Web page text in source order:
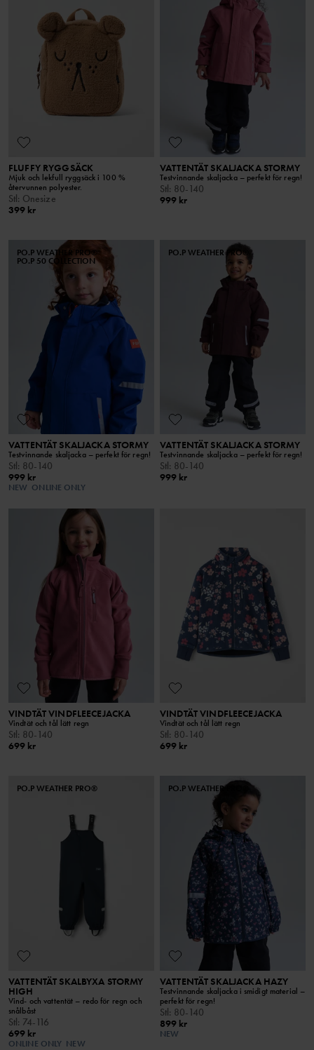
FLUFFY RYGGSÄCK
Mjuk och lekfull ryggsäck i 100 %
återvunnen polyester.
Stl: Onesize
399 kr
VATTENTÄT SKALJACKA STORMY
Testvinnande skaljacka – perfekt för regn!
Stl: 80-140
999 kr
PO.P WEATHER PRO®
PO.P 50 COLLECTION
VATTENTÄT SKALJACKA STORMY
Testvinnande skaljacka – perfekt för regn!
Stl: 80-140
999 kr
NEW ONLINE ONLY
PO.P WEATHER PRO®
VATTENTÄT SKALJACKA STORMY
Testvinnande skaljacka – perfekt för regn!
Stl: 80-140
999 kr
VINDTÄT VINDFLEECEJACKA
Vindtät och tål lätt regn
Stl : 80-140
699 kr
VINDTÄT VINDFLEECEJACKA
Vindtät och tål lätt regn
Stl : 80-140
699 kr
PO.P WEATHER PRO®
VATTENTÄT SKALBYXA STORMY
HIGH
Vind- och vattentät – redo för regn och
snålbåst
Stl: 74-116
699 kr
ONLINE ONLY NEW
PO.P WEATHER PRO®
VATTENTÄT SKALJACKA HAZY
Testvinnande skaljacka i smidigt material –
perfekt för regn!
Stl: 80-140
899 kr
NEW